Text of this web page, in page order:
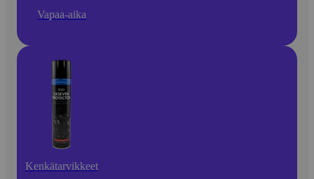
Vapaa-aika
Kenkätarvikkeet